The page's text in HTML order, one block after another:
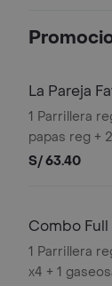
La Pareja
1 Parrillera
papas reg +
S/ 63.40
Combo
1 Parrillera
x4 + 1